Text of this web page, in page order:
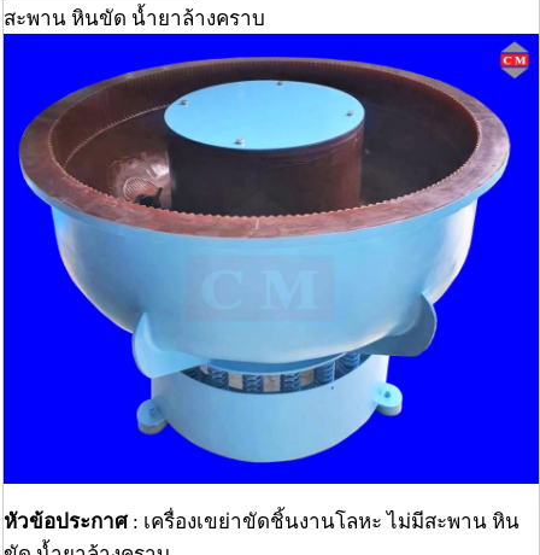
สะพาน หินขัด น้ำยาล้างคราบ
หัวข้อประกาศ: เครื่องเขย่าขัดชิ้นงานโลหะ ไม่มีสะพาน หิน